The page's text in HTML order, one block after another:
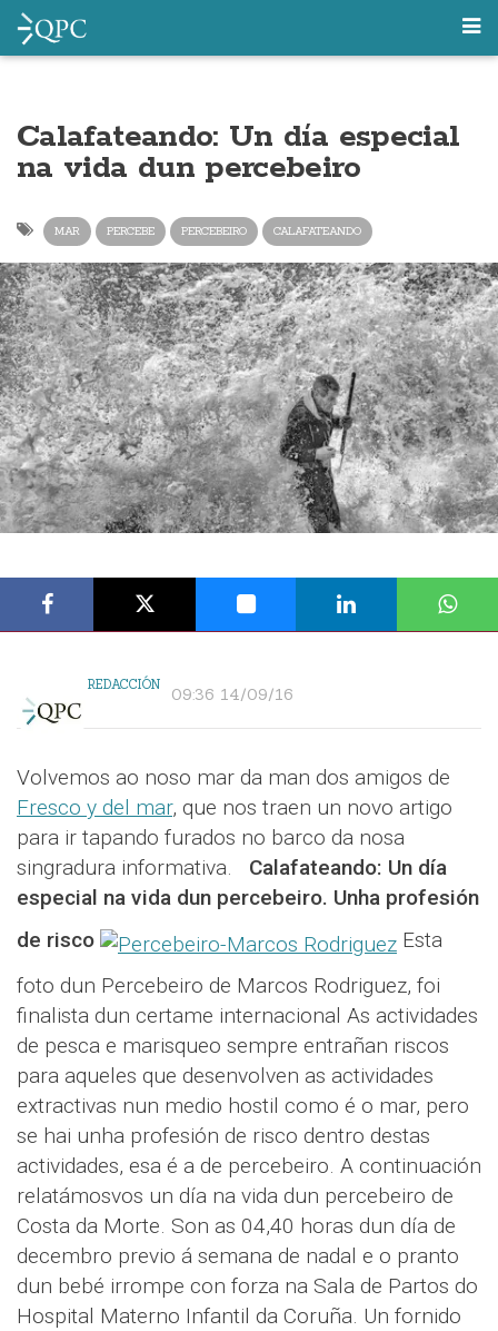
Calafateando: Un día especial
na vida dun percebeiro
MAR PERCEBE PERCEBEIRO CALAFATEANDO
REDACCIÓN 09:36 14/09/16
Volvemos ao noso mar da man dos amigos de
Fresco y del mar, que nos traen un novo artigo
para ir tapando furados no barco da nosa
singradura informativa. Calafateando: Un día
especial na vida dun percebeiro. Unha profesión
de risco
Esta
foto dun Percebeiro de Marcos Rodriguez, foi
finalista dun certame internacional As actividades
de pesca e marisqueo sempre entrañan riscos
para aqueles que desenvolven as actividades
extractivas nun medio hostil como é o mar, pero
se hai unha profesión de risco dentro destas
actividades, esa é a de percebeiro. A continuación
relatámosvos un día na vida dun percebeiro de
Costa da Morte. Son as 04,40 horas dun día de
decembro previo á semana de nadal e o pranto
dun bebé irrompe con forza na Sala de Partos do
Hospital Materno Infantil da Coruña. Un fornido